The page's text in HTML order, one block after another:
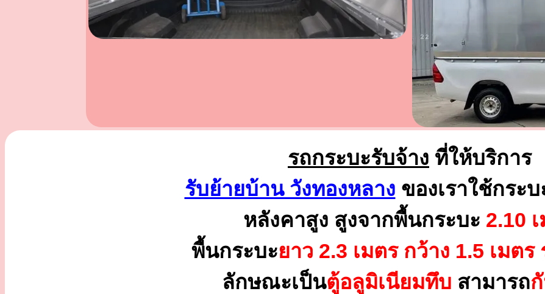
รถกระบะรับจ้าง ที่ให้บริการ
รับย้ายบ้าน วังทองหลาง ของเราใช้กระ
หลังคาสูง สูงจากพื้นกระบะ 2.10
พื้นกระบะยาว 2.3 เมตร กว้าง 1.5 เมต
ลักษณะเป็นตู้อลูมิเนียมทึบ สามารถ